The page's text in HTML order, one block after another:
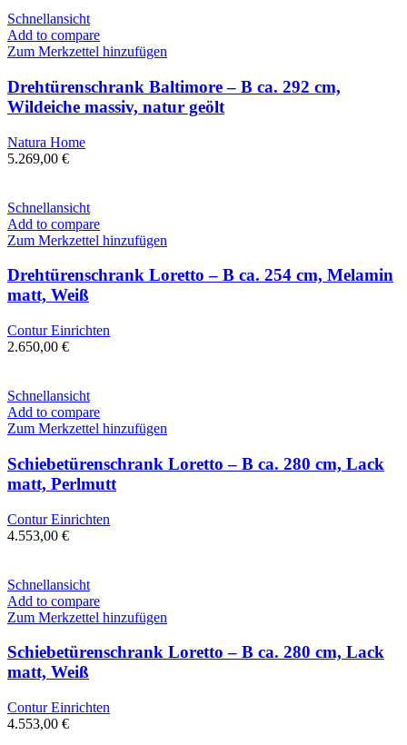
Schnellansicht
Add to compare
Zum Merkzettel hinzufügen
Drehtürenschrank Baltimore – B ca. 292 cm,
Wildeiche massiv, natur geölt
Natura Home
5.269,00 €
Schnellansicht
Add to compare
Zum Merkzettel hinzufügen
Drehtürenschrank Loretto – B ca. 254 cm, Melamin
matt, Weiß
Contur Einrichten
2.650,00 €
Schnellansicht
Add to compare
Zum Merkzettel hinzufügen
Schiebetürenschrank Loretto – B ca. 280 cm, Lack
matt, Perlmutt
Contur Einrichten
4.553,00 €
Schnellansicht
Add to compare
Zum Merkzettel hinzufügen
Schiebetürenschrank Loretto – B ca. 280 cm, Lack
matt, Weiß
Contur Einrichten
4.553,00 €